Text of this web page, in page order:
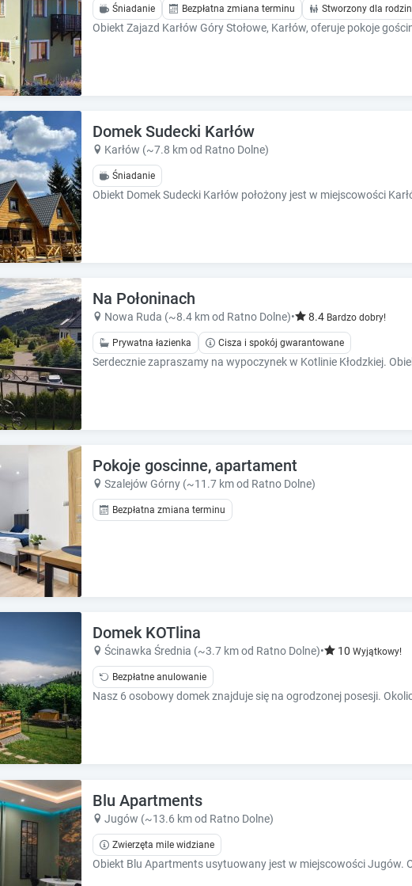
s
t
k
e
y
h
e
k
e
h
o
r
o
r
c
h
d
a
t
e
Śniadanie Bezpłatna zmiana terminu Stworzony dla rodzin
Domek Sudecki Karłów
Karłów (~7.8 km od Ratno Dolne)
Śniadanie
Na Połoninach
Nowa Ruda (~8.4 km od Ratno Dolne)• 8.4 Bardzo dobry!
Prywatna łazienka Cisza i spokój gwarantowane
Pokoje goscinne, apartament
Szalejów Górny (~11.7 km od Ratno Dolne)
Bezpłatna zmiana terminu
Domek KOTlina
Ścinawka Średnia (~3.7 km od Ratno Dolne)• 10 Wyjątkowy!
Bezpłatne anulowanie
Blu Apartments
Jugów (~13.6 km od Ratno Dolne)
Zwierzęta mile widziane